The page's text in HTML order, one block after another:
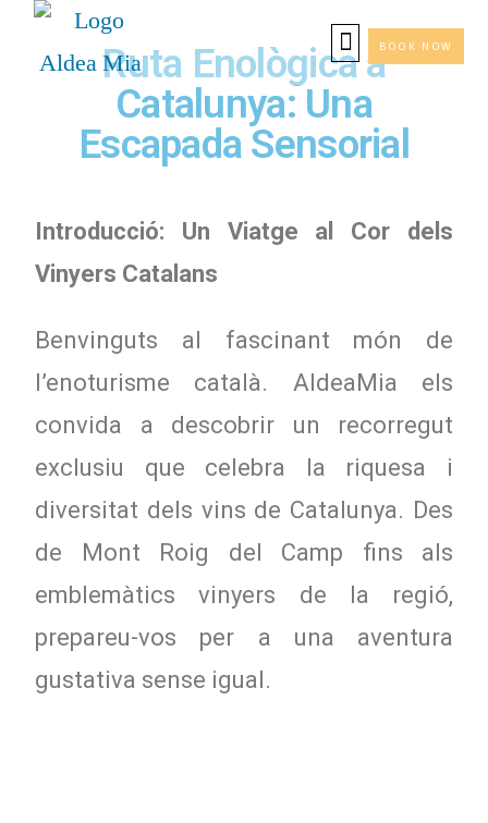
BOOK NOW
Ruta Enològica a
Catalunya: Una
Escapada Sensorial
Introducció: Un Viatge al Cor dels
Vinyers Catalans
Benvinguts al fascinant món de
l’enoturisme català. AldeaMia els
convida a descobrir un recorregut
exclusiu que celebra la riquesa i
diversitat dels vins de Catalunya. Des
de Mont Roig del Camp fins als
emblemàtics vinyers de la regió,
prepareu-vos per a una aventura
gustativa sense igual.